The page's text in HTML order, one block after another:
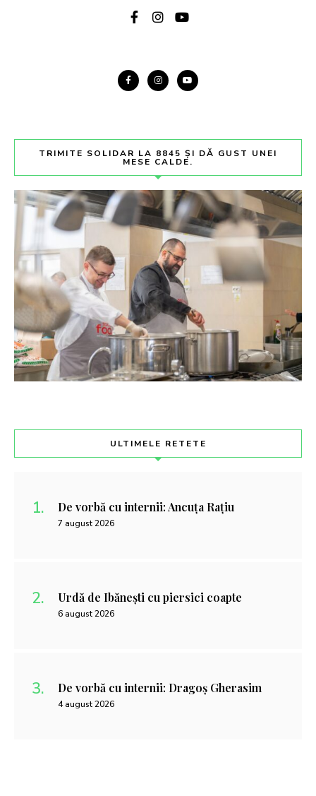
TRIMITE SOLIDAR LA 8845 ȘI DĂ GUST UNEI
MESE CALDE.
ULTIMELE RETETE
De vorbă cu internii: Ancuța Rațiu
7 august 2026
Urdă de Ibănești cu piersici coapte
6 august 2026
De vorbă cu internii: Dragoș Gherasim
4 august 2026